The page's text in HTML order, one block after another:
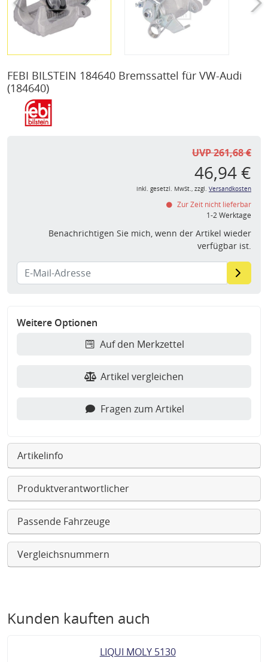
FEBI BILSTEIN 184640 Bremssattel für VW-Audi
(184640)
UVP 261,68 €
46,94 €
inkl. gesetzl. MwSt., zzgl. Versandkosten
Zur Zeit nicht lieferbar
1-2 Werktage
Benachrichtigen Sie mich, wenn der Artikel wieder
verfügbar ist.
Weitere Optionen
Auf den Merkzettel
Artikel vergleichen
Fragen zum Artikel
Artikelinfo
Produktverantwortlicher
Passende Fahrzeuge
Vergleichsnummern
Kunden kauften auch
LIQUI MOLY 5130